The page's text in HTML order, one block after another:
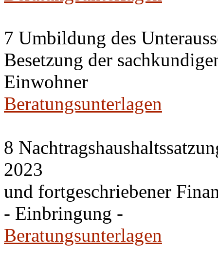
7 Umbildung des
Besetzung der
Einwohner
Beratungsunterlagen
8
2023
und fortgeschriebener
- Einbringung -
Beratungsunterlagen